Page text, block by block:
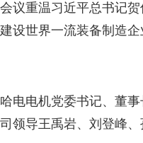
会议重温习近平总书记
建设世界一流装备制造企
哈电电机党委书记、董
司领导王禹岩、刘登峰、